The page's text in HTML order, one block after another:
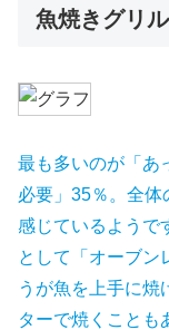
魚焼きグリ
最も多いのが「あ
必要」35％。全体
感じているようで
として「オーブン
うが魚を上手に焼
ターで焼くことも